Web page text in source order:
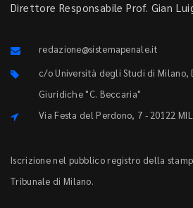
Direttore Responsabile Prof. Gian
redazione@sistemapenale.it
c/o Università degli Studi di Milano,
Giuridiche "C. Beccaria"
Via Festa del Perdono, 7 - 20122
Iscrizione nel pubblico registro della
Tribunale di Milano.